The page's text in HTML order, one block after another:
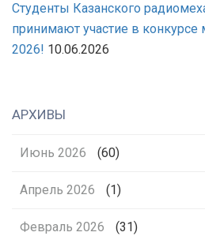
Студенты Казанского
принимают участие в
2026! 10.06.2026
АРХИВЫ
Июнь 2026 (60)
Апрель 2026 (1)
Февраль 2026 (31)